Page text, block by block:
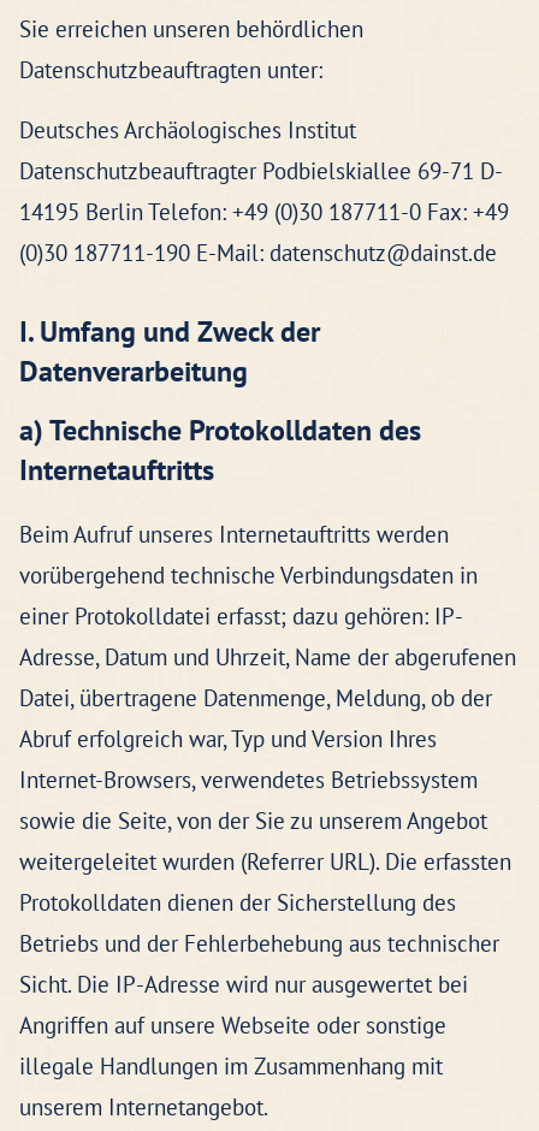
Sie erreichen unseren behördlichen
Datenschutzbeauftragten unter:
Deutsches Archäologisches Institut
Datenschutzbeauftragter Podbielskiallee 69-71 D-
14195 Berlin Telefon: +49 (0)30 187711-0 Fax: +49
(0)30 187711-190 E-Mail: datenschutz@dainst.de
I. Umfang und Zweck der
Datenverarbeitung
a) Technische Protokolldaten des
Internetauftritts
Beim Aufruf unseres Internetauftritts werden
vorübergehend technische Verbindungsdaten in
einer Protokolldatei erfasst; dazu gehören: IP-
Adresse, Datum und Uhrzeit, Name der abgerufenen
Datei, übertragene Datenmenge, Meldung, ob der
Abruf erfolgreich war, Typ und Version Ihres
Internet-Browsers, verwendetes Betriebssystem
sowie die Seite, von der Sie zu unserem Angebot
weitergeleitet wurden (Referrer URL). Die erfassten
Protokolldaten dienen der Sicherstellung des
Betriebs und der Fehlerbehebung aus technischer
Sicht. Die IP-Adresse wird nur ausgewertet bei
Angriffen auf unsere Webseite oder sonstige
illegale Handlungen im Zusammenhang mit
unserem Internetangebot.